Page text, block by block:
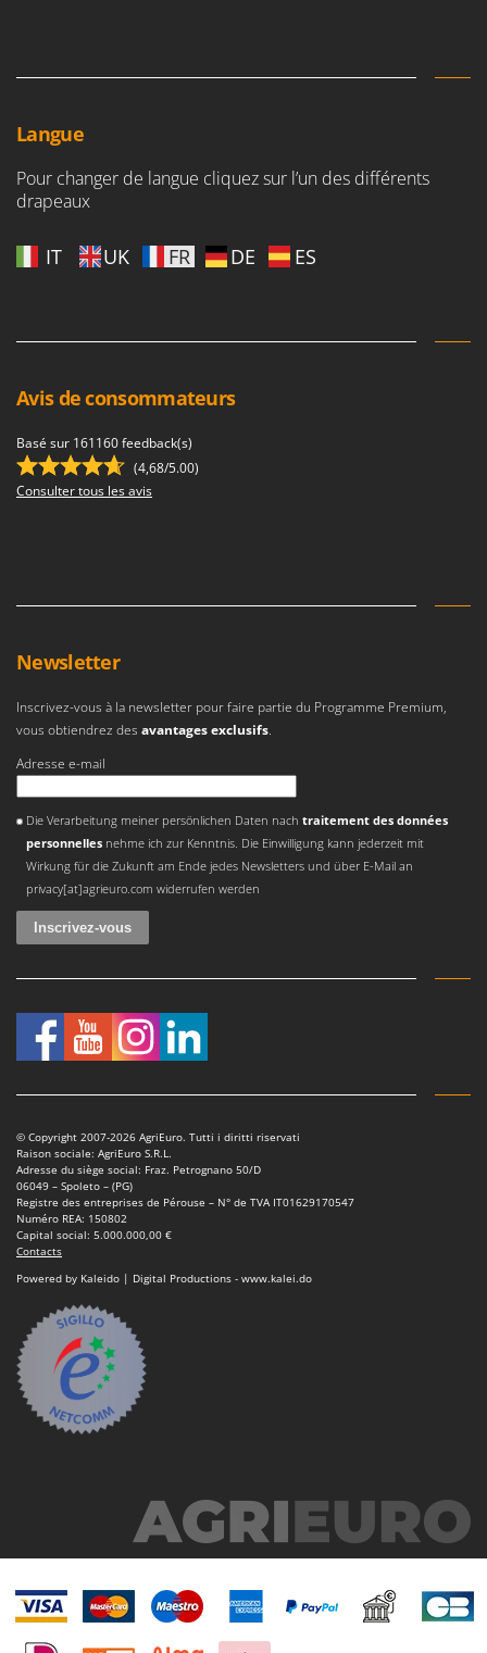
Langue
Pour changer de langue cliquez sur l’un des différents
drapeaux
IT UK FR DE ES
Avis de consommateurs
Basé sur 161160 feedback(s)
(4,68/5.00)
Consulter tous les avis
Newsletter
Inscrivez-vous à la newsletter pour faire partie du Programme Premium,
vous obtiendrez des avantages exclusifs.
Adresse e-mail
Die Verarbeitung meiner persönlichen Daten nach traitement des données
personnellesnehme ich zur Kenntnis. Die Einwilligung kann jederzeit mit
Wirkung für die Zukunft am Ende jedes Newsletters und über E-Mail an
privacy[at]agrieuro.com widerrufen werden
© Copyright 2007-2026 AgriEuro. Tutti i diritti riservati
Raison sociale: AgriEuro S.R.L.
Adresse du siège social: Fraz. Petrognano 50/D
06049 – Spoleto – (PG)
Registre des entreprises de Pérouse – N° de TVA IT01629170547
Numéro REA: 150802
Capital social: 5.000.000,00 €
Contacts
Powered by Kaleido | Digital Productions - www.kalei.do